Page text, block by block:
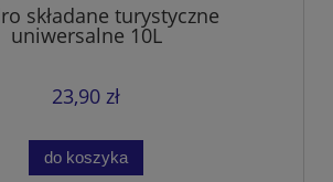
składane turystyczne
uniwersalne 10L
23,90 zł
do koszyka